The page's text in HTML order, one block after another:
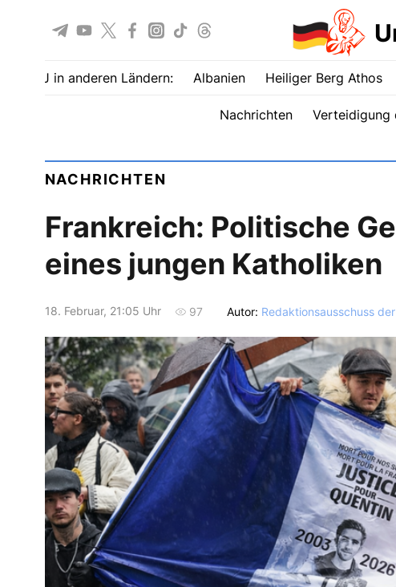
UOJ in anderen Ländern: Albanien Heiliger Berg Athos
Nachrichten Verteidigung
NACHRICHTEN
Frankreich: Politische
eines jungen Katholiken
18. Februar, 21:05 Uhr 97 Autor: Redaktionsausschuss